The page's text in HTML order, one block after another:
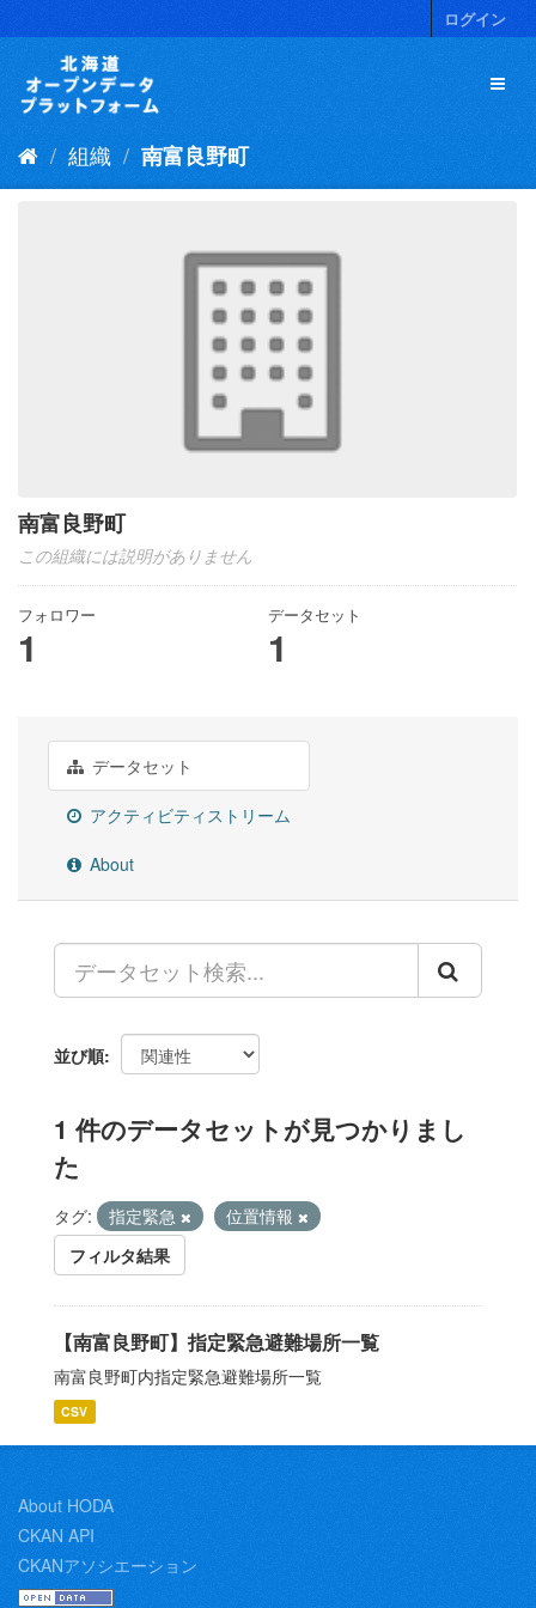
キ
ログイン
組織 南富良野町
南富良野町
この組織には説明がありません
フォロワー
1
データセット
1
データセット
アクティビティストリーム
About
並び順
1 件のデータセットが見つかりまし
た
タグ: 指定緊急
位置情報
フィルタ結果
【南富良野町】指定緊急避難場所一覧
南富良野町内指定緊急避難場所一覧
CSV
About HODA
CKAN API
CKANアソシエーション